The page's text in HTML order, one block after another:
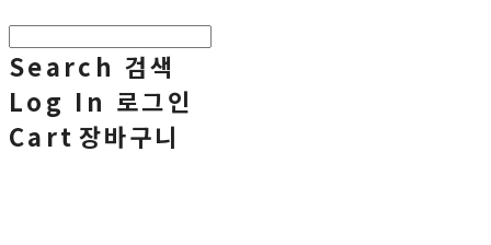
Search 검색
Log In 로그인
Cart 장바구니